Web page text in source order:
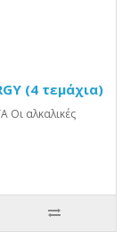
(4 τεμάχια)
Οι αλκαλικές